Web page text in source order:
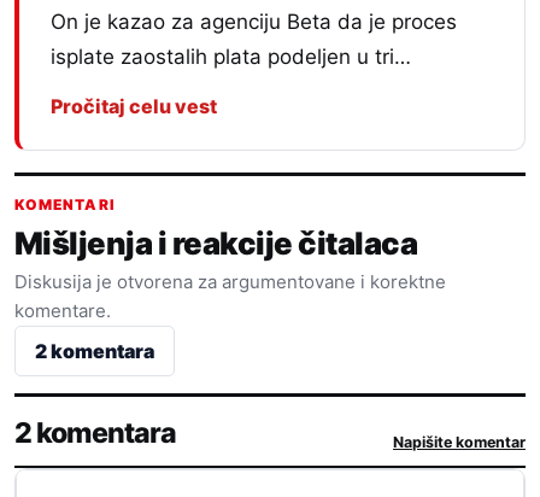
On je kazao za agenciju Beta da je proces
isplate zaostalih plata podeljen u tri…
Pročitaj celu vest
KOMENTARI
Mišljenja i reakcije čitalaca
Diskusija je otvorena za argumentovane i korektne
komentare.
2 komentara
2 komentara Napišite komentar